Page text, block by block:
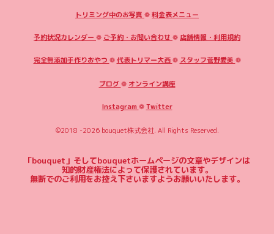
トリミング中のお写真 ❁料金表メニュー
予約状況カレンダー ❁ ご予約・お問い合わせ ❁ 店舗情報・利用規約
完全無添加手作りおやつ ❁代表トリマー大西❁ スタッフ菅野愛美 ❁
ブログ❁ オンライン講座
Instagram ❁Twitter
©2018 -2026 bouquet株式会社. All Rights Reserved.
「bouquet」そしてbouquetホームページの文章やデザインは
知的財産権法によって保護されています。
無断でのご利用をお控え下さいますようお願いいたします。